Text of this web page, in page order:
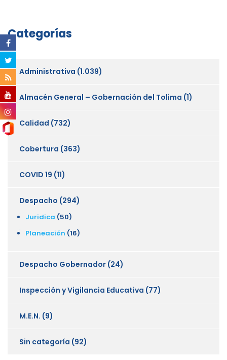
Categorías
Administrativa (1.039)
Almacén General – Gobernación del Tolima (1)
Calidad (732)
Cobertura (363)
COVID 19 (11)
Despacho (294)
Juridica (50)
Planeación (16)
Despacho Gobernador (24)
Inspección y Vigilancia Educativa (77)
M.E.N. (9)
Sin categoría (92)